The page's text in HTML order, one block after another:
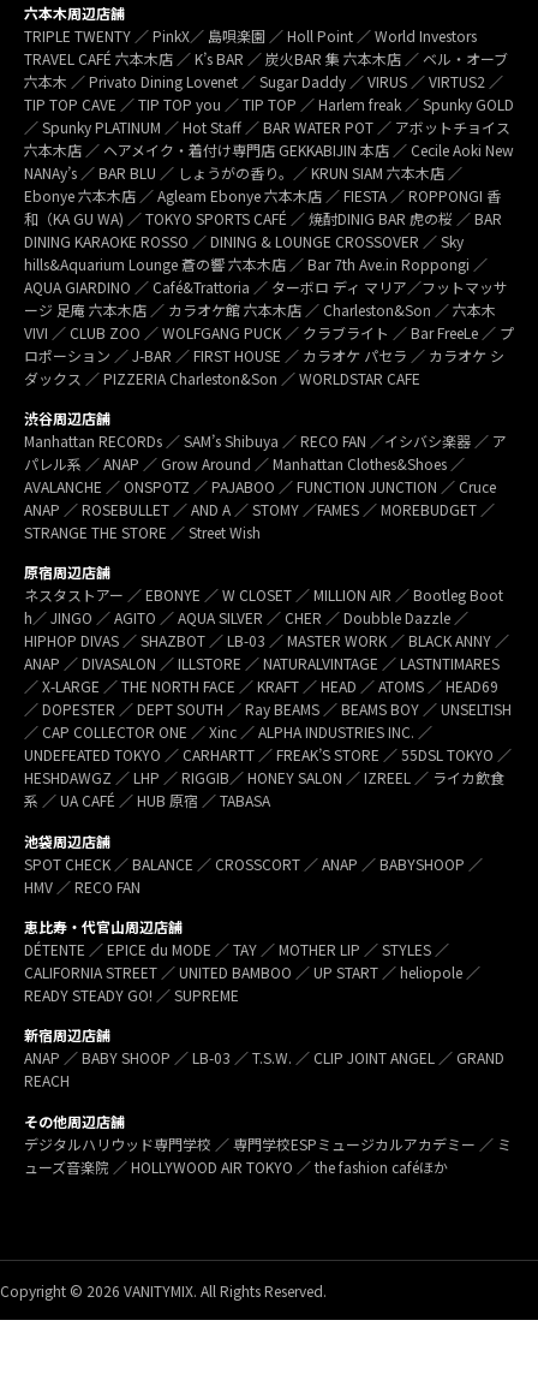
六本木周辺店舗
TRIPLE TWENTY ／ PinkX／ 島唄楽園 ／ Holl Point ／ World Investors
TRAVEL CAFÉ 六本木店 ／ K’s BAR ／ 炭火BAR 集 六本木店 ／ ベル・オーブ
六本木 ／ Privato Dining Lovenet ／ Sugar Daddy ／ VIRUS ／ VIRTUS2 ／
TIP TOP CAVE ／ TIP TOP you ／ TIP TOP ／ Harlem freak ／ Spunky GOLD
／ Spunky PLATINUM ／ Hot Staff ／ BAR WATER POT ／ アボットチョイス
六本木店 ／ ヘアメイク・着付け専門店 GEKKABIJIN 本店 ／ Cecile Aoki New
NANAy’s ／ BAR BLU ／ しょうがの香り。／ KRUN SIAM 六本木店 ／
Ebonye 六本木店 ／ Agleam Ebonye 六本木店 ／ FIESTA ／ ROPPONGI 香
和（KA GU WA) ／ TOKYO SPORTS CAFÉ ／ 焼酎DINIG BAR 虎の桜 ／ BAR
DINING KARAOKE ROSSO ／ DINING & LOUNGE CROSSOVER ／ Sky
hills&Aquarium Lounge 蒼の響 六本木店 ／ Bar 7th Ave.in Roppongi ／
AQUA GIARDINO ／ Café&Trattoria ／ ターボロ ディ マリア／フットマッサ
ージ 足庵 六本木店 ／ カラオケ館 六本木店 ／ Charleston&Son ／ 六本木
VIVI ／ CLUB ZOO ／ WOLFGANG PUCK ／ クラブライト ／ Bar FreeLe ／ プ
ロポーション ／ J-BAR ／ FIRST HOUSE ／ カラオケ パセラ ／ カラオケ シ
ダックス ／ PIZZERIA Charleston&Son ／ WORLDSTAR CAFE
渋谷周辺店舗
Manhattan RECORDs ／ SAM’s Shibuya ／ RECO FAN ／イシバシ楽器 ／ ア
パレル系 ／ ANAP ／ Grow Around ／ Manhattan Clothes&Shoes ／
AVALANCHE ／ ONSPOTZ ／ PAJABOO ／ FUNCTION JUNCTION ／ Cruce
ANAP ／ ROSEBULLET ／ AND A ／ STOMY ／FAMES ／ MOREBUDGET ／
STRANGE THE STORE ／ Street Wish
原宿周辺店舗
ネスタストアー ／ EBONYE ／ W CLOSET ／ MILLION AIR ／ Bootleg Boot
h／ JINGO ／ AGITO ／ AQUA SILVER ／ CHER ／ Doubble Dazzle ／
HIPHOP DIVAS ／ SHAZBOT ／ LB-03 ／ MASTER WORK ／ BLACK ANNY ／
ANAP ／ DIVASALON ／ ILLSTORE ／ NATURALVINTAGE ／ LASTNTIMARES
／ X-LARGE ／ THE NORTH FACE ／ KRAFT ／ HEAD ／ ATOMS ／ HEAD69
／ DOPESTER ／ DEPT SOUTH ／ Ray BEAMS ／ BEAMS BOY ／ UNSELTISH
／ CAP COLLECTOR ONE ／ Xinc ／ ALPHA INDUSTRIES INC. ／
UNDEFEATED TOKYO ／ CARHARTT ／ FREAK’S STORE ／ 55DSL TOKYO ／
HESHDAWGZ ／ LHP ／ RIGGIB／ HONEY SALON ／ IZREEL ／ ライカ飲食
系 ／ UA CAFÉ ／ HUB 原宿 ／ TABASA
池袋周辺店舗
SPOT CHECK ／ BALANCE ／ CROSSCORT ／ ANAP ／ BABYSHOOP ／
HMV ／ RECO FAN
恵比寿・代官山周辺店舗
DÉTENTE ／ EPICE du MODE ／ TAY ／ MOTHER LIP ／ STYLES ／
CALIFORNIA STREET ／ UNITED BAMBOO ／ UP START ／ heliopole ／
READY STEADY GO! ／ SUPREME
新宿周辺店舗
ANAP ／ BABY SHOOP ／ LB-03 ／ T.S.W. ／ CLIP JOINT ANGEL ／ GRAND
REACH
その他周辺店舗
デジタルハリウッド専門学校 ／ 専門学校ESPミュージカルアカデミー ／ ミ
ューズ音楽院 ／ HOLLYWOOD AIR TOKYO ／ the fashion caféほか
Copyright © 2026 VANITYMIX. All Rights Reserved.